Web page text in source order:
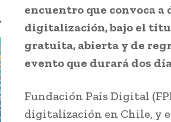
encuentro que convoca
digitalización, bajo el
gratuita, abierta y de
evento que durará dos
Fundación País Digital
digitalización en Chile, y